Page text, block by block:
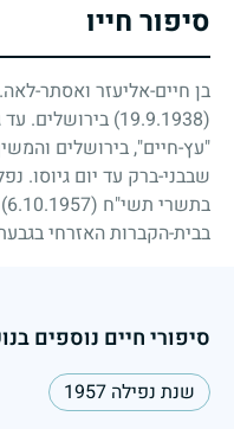
סיפור חייו
בן חיים-אליעזר ואסתר-
(19.9.1938)
בירושלים. עד
"עץ-חיים", בירושלים
שבבני-ברק עד יום גיוסו.
בתשרי תשי"ח (6.10.1957)
בבית-הקברות האזרחי
סיפורי חיים נוספים
שנת נפילה 1957